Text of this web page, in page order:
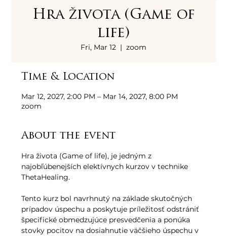
Hra života (Game of
life)
Fri, Mar 12
  |
zoom
Time & Location
Mar 12, 2027, 2:00 PM – Mar 14, 2027, 8:00 PM
zoom
About the event
Hra života (Game of life), je jedným z
najobľúbenejších elektívnych kurzov v technike
ThetaHealing.
Tento kurz bol navrhnutý na základe skutočných
prípadov úspechu a poskytuje príležitosť odstrániť
špecifické obmedzujúce presvedčenia a ponúka
stovky pocitov na dosiahnutie väčšieho úspechu v